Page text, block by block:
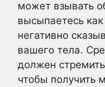
может взывать
высыпаетесь
негативно
вашего тела.
должен
чтобы получить